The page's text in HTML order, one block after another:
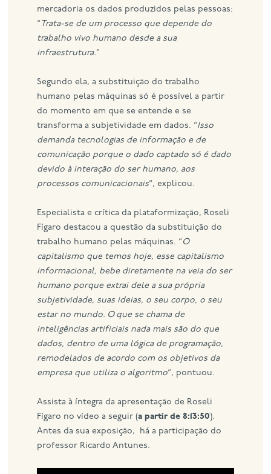
mercadoria os dados produzidos pelas pessoas:
“ Trata-se de um processo que depende do
trabalho vivo humano desde a sua
infraestrutura.”
Segundo ela, a substituição do trabalho
humano pelas máquinas só é possível a partir
do momento em que se entende e se
transforma a subjetividade em dados. “Isso
demanda tecnologias de informação e de
comunicação porque o dado captado só é dado
devido à interação do ser humano, aos
processos comunicacionais“, explicou.
Especialista e crítica da plataformização, Roseli
Fígaro destacou a questão da substituição do
trabalho humano pelas máquinas. “ O
capitalismo que temos hoje, esse capitalismo
informacional, bebe diretamente na veia do ser
humano porque extrai dele a sua própria
subjetividade, suas ideias, o seu corpo, o seu
estar no mundo. O que se chama de
inteligências artificiais nada mais são do que
dados, dentro de uma lógica de programação,
remodelados de acordo com os objetivos da
empresa que utiliza o algoritmo“, pontuou.
Assista à íntegra da apresentação de Roseli
Fígaro no vídeo a seguir (a partir de 8:13:50).
Antes da sua exposição, há a participação do
professor Ricardo Antunes.